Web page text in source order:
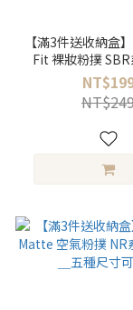
【滿3件送收納盒
Fit 裸妝粉撲
包) ＿五種尺寸